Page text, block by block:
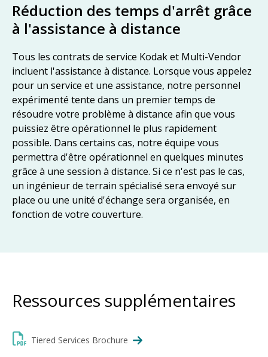
Réduction des temps d'arrêt grâce
à l'assistance à distance
Tous les contrats de service Kodak et Multi-Vendor
incluent l'assistance à distance. Lorsque vous appelez
pour un service et une assistance, notre personnel
expérimenté tente dans un premier temps de
résoudre votre problème à distance afin que vous
puissiez être opérationnel le plus rapidement
possible. Dans certains cas, notre équipe vous
permettra d'être opérationnel en quelques minutes
grâce à une session à distance. Si ce n'est pas le cas,
un ingénieur de terrain spécialisé sera envoyé sur
place ou une unité d'échange sera organisée, en
fonction de votre couverture.
Ressources supplémentaires
Tiered Services Brochure